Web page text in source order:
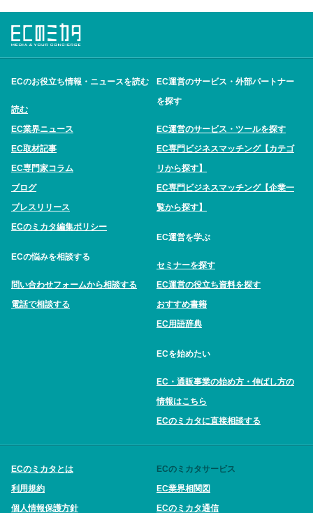
ECのお役立ち情報・ニュースを読む
読む
EC業界ニュース
EC取材記事
EC専門家コラム
ブログ
プレスリリース
ECのミカタ編集ポリシー
ECの悩みを相談する
問い合わせフォームから相談する
電話で相談する
EC運営のサービス・外部パートナー
を探す
EC運営のサービス・ツールを探す
EC専門ビジネスマッチング【カテゴ
リから探す】
EC専門ビジネスマッチング【企業一
覧から探す】
EC運営を学ぶ
セミナーを探す
EC運営の役立ち資料を探す
おすすめ書籍
EC用語辞典
ECを始めたい
EC・通販事業の始め方・伸ばし方の
情報はこちら
ECのミカタに直接相談する
ECのミカタとは
利用規約
個人情報保護方針
ECのミカタサービス
EC業界相関図
ECのミカタ通信